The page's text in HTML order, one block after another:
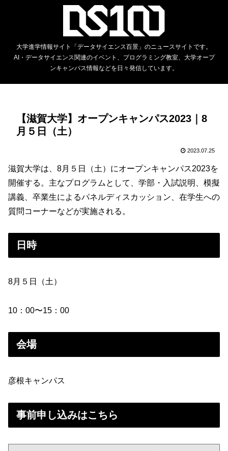
大学進学情報サイト「データサイエンス百景」のニュースサイトです。
AI・データサイエンス関連のイベント、プログラミング教室、大学オープ
ンキャンパス情報などを日々発信しています。
【滋賀大学】オープンキャンパス2023｜8
月５日（土）
2023.07.25
滋賀大学は、8月５日（土）にオープンキャンパス2023を
開催する。主なプログラムとして、学部・入試説明、模擬
講義、卒業生によるパネルディスカッション、在学生への
質問コーナーなどが実施される。
日時
8月５日（土）
10：00〜15：00
会場
彦根キャンパス
事前申し込みはこちら